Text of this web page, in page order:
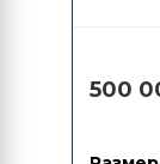
500